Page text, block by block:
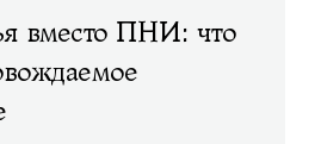
вместо ПНИ: что